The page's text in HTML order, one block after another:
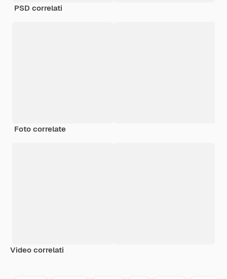
PSD correlati
Foto correlate
Video correlati